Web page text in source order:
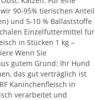
90-95% tierischen Anteil
und 5-10 % Ballaststoffe
Einzelfuttermittel für
in Stücken 1 kg –
Wenn Sie
gutem Grund: Ihr Hund
das gut verträglich ist
Kaninchenfleisch in
verarbeitet und